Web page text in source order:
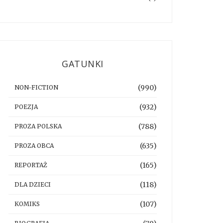
GATUNKI
NON-FICTION (990)
POEZJA (932)
PROZA POLSKA (788)
PROZA OBCA (635)
REPORTAŻ (165)
DLA DZIECI (118)
KOMIKS (107)